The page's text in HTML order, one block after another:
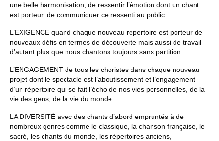
une belle harmonisation, de ressentir l’émotion dont un chant
est porteur, de communiquer ce ressenti au public.
L’EXIGENCE quand chaque nouveau répertoire est porteur de
nouveaux défis en termes de découverte mais aussi de travail
d’autant plus que nous chantons toujours sans partition.
L’ENGAGEMENT de tous les choristes dans chaque nouveau
projet dont le spectacle est l’aboutissement et l’engagement
d’un répertoire qui se fait l’écho de nos vies personnelles, de la
vie des gens, de la vie du monde
LA DIVERSITÉ avec des chants d’abord empruntés à de
nombreux genres comme le classique, la chanson française, le
sacré, les chants du monde, les répertoires anciens,